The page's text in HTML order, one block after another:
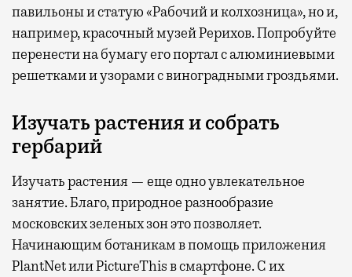
павильоны и статую «Рабочий и колхозница», но и,
например, красочный музей Рерихов. Попробуйте
перенести на бумагу его портал с алюминиевыми
решетками и узорами с виноградными гроздьями.
Изучать растения и собрать
гербарий
Изучать растения — еще одно увлекательное
занятие. Благо, природное разнообразие
московских зеленых зон это позволяет.
Начинающим ботаникам в помощь приложения
PlantNet или PictureThis в смартфоне. С их